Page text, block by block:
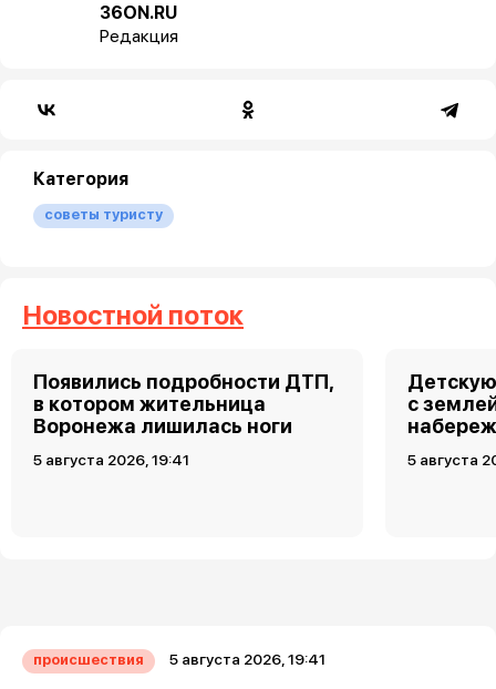
36ON.RU
Редакция
Категория
советы туристу
Новостной поток
Появились подробности ДТП,
в котором жительница
Воронежа лишилась ноги
5 августа 2026, 19:41
с
5 августа
происшествия 5 августа 2026, 19:41